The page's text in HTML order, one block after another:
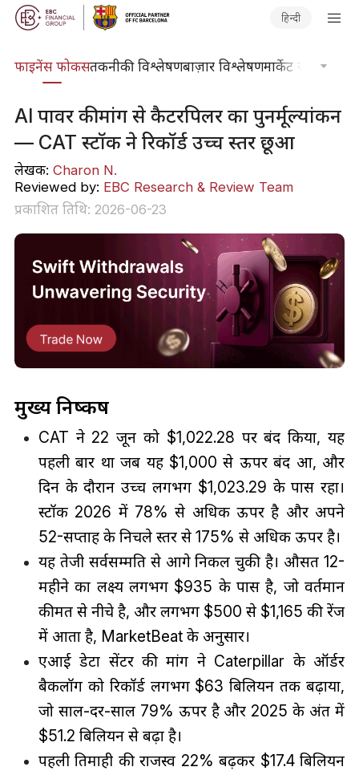
हिन्दी
फाइनेंस फोकसतकनीकी विश्लेषणबाज़ार विश्लेषणमार्केट जर्नलट्रेडिंग
AI पावर की मांग से कैटरपिलर का पुनर्मूल्यांकन
— CAT स्टॉक ने रिकॉर्ड उच्च स्तर छूआ
लेखक: Charon N.
Reviewed by: EBC Research & Review Team
प्रकाशित तिथि: 2026-06-23
मुख्य निष्कर्ष
CAT ने 22 जून को $1,022.28 पर बंद किया, यह
पहली बार था जब यह $1,000 से ऊपर बंद हुआ, और
दिन के दौरान उच्च लगभग $1,023.29 के पास रहा।
स्टॉक 2026 में 78% से अधिक ऊपर है और अपने
52-सप्ताह के निचले स्तर से 175% से अधिक ऊपर है।
यह तेजी सर्वसम्मति से आगे निकल चुकी है। औसत 12-
महीने का लक्ष्य लगभग $935 के पास है, जो वर्तमान
कीमत से नीचे है, और लगभग $500 से $1,165 की रेंज
में आता है, MarketBeat के अनुसार।
एआई डेटा सेंटर की मांग ने Caterpillar के ऑर्डर
बैकलॉग को रिकॉर्ड लगभग $63 बिलियन तक बढ़ाया,
जो साल-दर-साल 79% ऊपर है और 2025 के अंत में
$51.2 बिलियन से बढ़ा है।
पहली तिमाही की राजस्व 22% बढ़कर $17.4 बिलियन